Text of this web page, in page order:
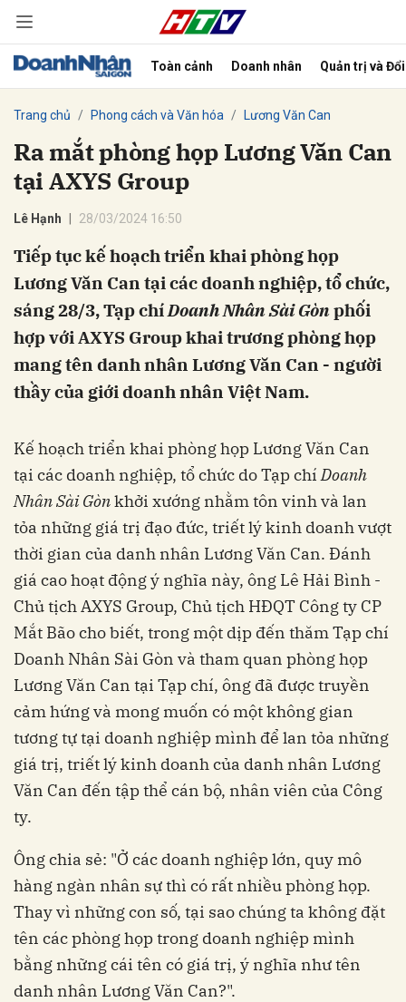
Toàn cảnh Doanh nhân Quản trị và
Trang chủ Phong cách và Văn hóa Lương Văn Can
Ra mắt phòng họp Lương Văn Can
tại AXYS Group
Lê Hạnh 28/03/2024 16:50
Tiếp tục kế hoạch triển khai phòng họp
Lương Văn Can tại các doanh nghiệp, tổ chức,
sáng 28/3, Tạp chíDoanh Nhân Sài Gònphối
hợp với AXYS Group khai trương phòng họp
mang tên danh nhân Lương Văn Can - người
thầy của giới doanh nhân Việt Nam.
Kế hoạch triển khai phòng họp Lương Văn Can
tại các doanh nghiệp, tổ chức do Tạp chíDoanh
Nhân Sài Gònkhởi xướng nhằm tôn vinh và lan
tỏa những giá trị đạo đức, triết lý kinh doanh vượt
thời gian của danh nhân Lương Văn Can. Đánh
giá cao hoạt động ý nghĩa này, ông Lê Hải Bình -
Chủ tịch AXYS Group, Chủ tịch HĐQT Công ty CP
Mắt Bão cho biết, trong một dịp đến thăm Tạp chí
Doanh Nhân Sài Gòn và tham quan phòng họp
Lương Văn Can tại Tạp chí, ông đã được truyền
cảm hứng và mong muốn có một không gian
tương tự tại doanh nghiệp mình để lan tỏa những
giá trị, triết lý kinh doanh của danh nhân Lương
Văn Can đến tập thể cán bộ, nhân viên của Công
ty.
Ông chia sẻ: "Ở các doanh nghiệp lớn, quy mô
hàng ngàn nhân sự thì có rất nhiều phòng họp.
Thay vì những con số, tại sao chúng ta không đặt
tên các phòng họp trong doanh nghiệp mình
bằng những cái tên có giá trị, ý nghĩa như tên
danh nhân Lương Văn Can?".
Hủy